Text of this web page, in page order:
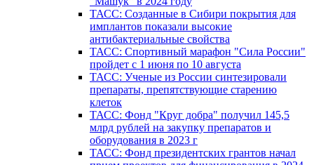
ТАСС: Созданные в Сибири покрытия для
имплантов показали высокие
антибактериальные свойства
ТАСС: Спортивный марафон "Сила России"
пройдет с 1 июня по 10 августа
ТАСС: Ученые из России синтезировали
препараты, препятствующие старению
клеток
ТАСС: Фонд "Круг добра" получил 145,5
млрд рублей на закупку препаратов и
оборудования в 2023 г
ТАСС: Фонд президентских грантов начал